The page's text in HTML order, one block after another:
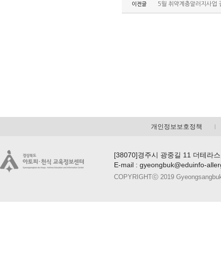
이전글 5월 취약계층알러지사업
개인정보보호정책
[38070]경주시 광중길 11 더테라
E-mail : gyeongbuk@eduinfo-
COPYRIGHTⓒ 2019